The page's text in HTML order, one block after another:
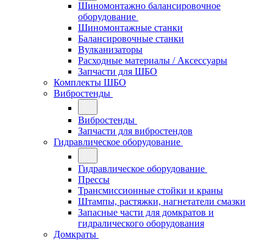
Шиномонтажно балансировочное
оборудование
Шиномонтажные станки
Балансировочные станки
Вулканизаторы
Расходные материалы / Аксессуары
Запчасти для ШБО
Комплекты ШБО
Вибростенды
Вибростенды
Запчасти для вибростендов
Гидравлическое оборудование
Гидравлическое оборудование
Прессы
Трансмиссионные стойки и краны
Штампы, растяжки, нагнетатели смазки
Запасные части для домкратов и
гидралического оборудования
Домкраты